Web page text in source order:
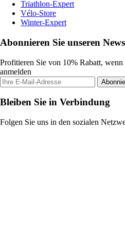
Triathlon-Expert
Vélo-Store
Winter-Expert
Abonnieren Sie unseren
Profitieren Sie von 10% Rabatt,
anmelden
Bleiben Sie in Verbindung
Folgen Sie uns in den sozialen